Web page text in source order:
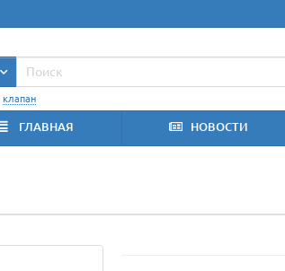
клапан
ГЛАВНАЯ НОВОСТИ